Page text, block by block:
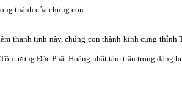
thành của chúng con.
thanh tịnh này, chúng con thành kính cung thỉnh
tượng Đức Phật Hoàng nhất tâm trân trọng dâng